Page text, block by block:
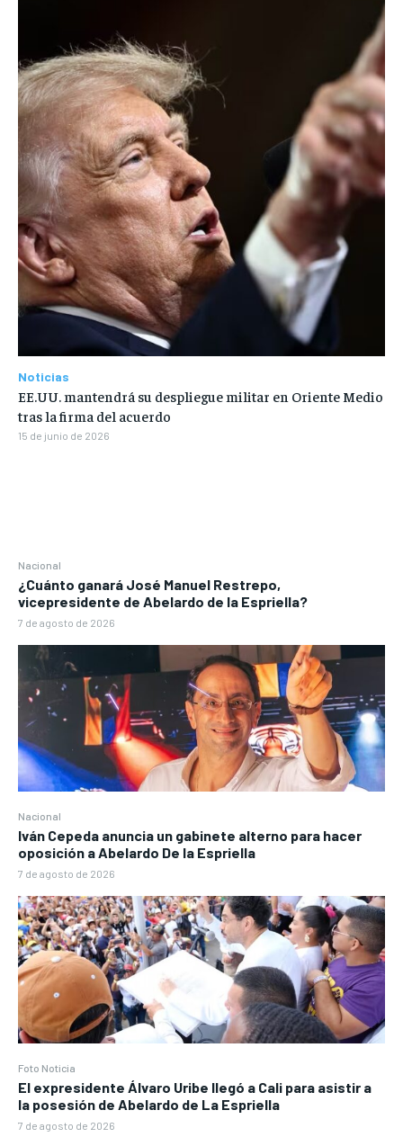
Nacional
¿Cuánto ganará José Manuel Restrepo,
vicepresidente de Abelardo de la Espriella?
7 de agosto de 2026
Nacional
Iván Cepeda anuncia un gabinete alterno para hacer
oposición a Abelardo De la Espriella
7 de agosto de 2026
Foto Noticia
El expresidente Álvaro Uribe llegó a Cali para asistir a
la posesión de Abelardo de La Espriella
7 de agosto de 2026
Noticias
EE.UU. mantendrá su despliegue militar en Oriente Medio
tras la firma del acuerdo
15 de junio de 2026